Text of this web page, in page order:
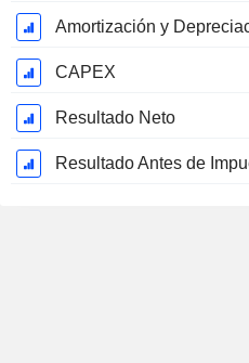
Amortización y
CAPEX
Resultado Neto
Resultado Antes de